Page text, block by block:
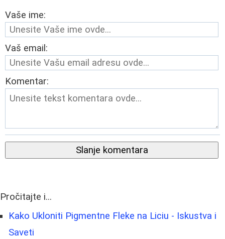
Vaše ime:
Vaš email:
Komentar:
Slanje komentara
Pročitajte i...
Kako Ukloniti Pigmentne Fleke na Liciu - Iskustva i
Saveti